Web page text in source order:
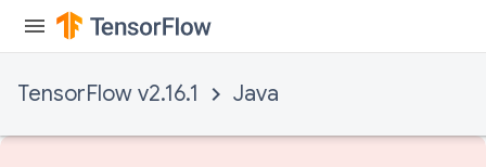
TensorFlow v2.16.1 Java